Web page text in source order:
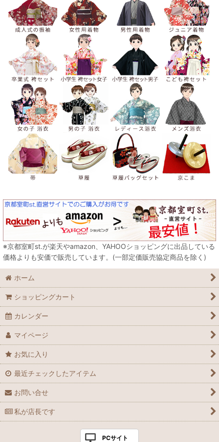
※京都室町st.が楽天やamazon、YAHOOショッピングに出品している
価格よりも安価で販売しています。(一部定価販売協定商品を除く)
ホーム
ショッピングカート
カレンダー
マイページ
お気に入り
最近チェックしたアイテム
お問い合せ
私が店長です
PCサイト